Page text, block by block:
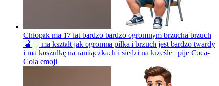
Chłopak ma 17 lat bardzo bardzo ogromnym brzucha brzuch
🫄🏼 ma kształt jak ogromna piłka i brzuch jest bardzo twardy
i ma koszulkę na ramiączkach i siedzi na krześle i pije Coca-
Cola emoji